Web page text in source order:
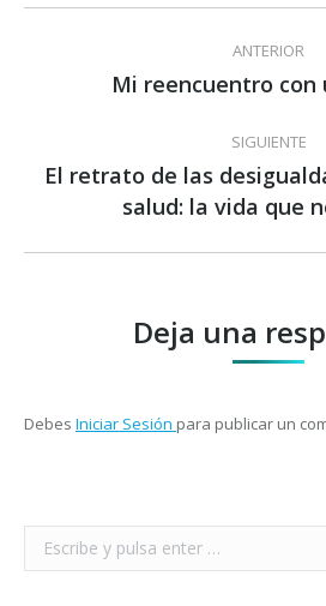
Navegación
entre
publicaciones
ANTERIOR
Mi reencuentro con
SIGUIENTE
El retrato de las
salud: la vida que
Deja una
Debes Iniciar Sesión para publicar un
Buscar: